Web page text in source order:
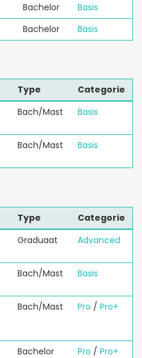
Bachelor
Basis
Bachelor Basis
Type
Categorie
Bach/Mast Basis
Bach/Mast Basis
Type
Categorie
Graduaat Advanced
Bach/Mast Basis
Bach/Mast Pro / Pro+
Bachelor Pro / Pro+